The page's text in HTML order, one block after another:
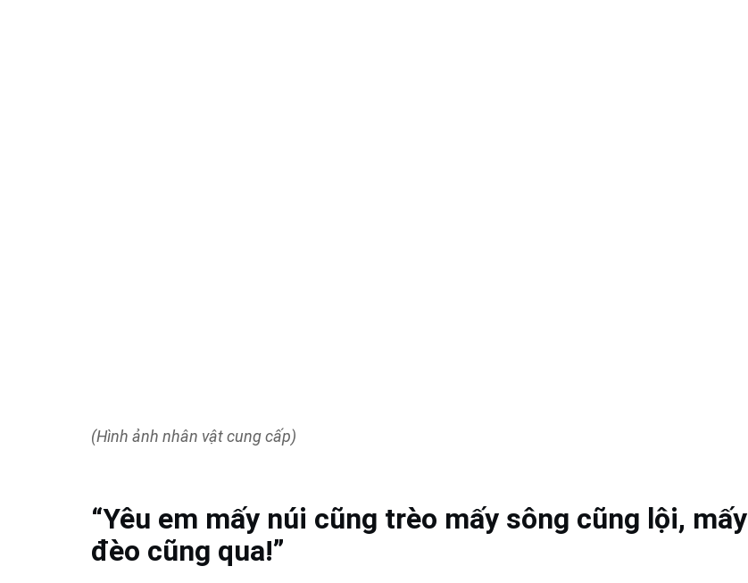
(Hình ảnh nhân vật cung cấp)
“Yêu em mấy núi cũng trèo mấy sông cũng lội, mấy
đèo cũng qua!”